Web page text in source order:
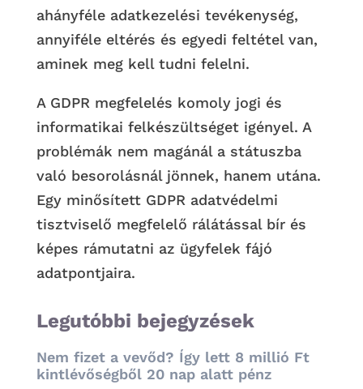
ahányféle adatkezelési tevékenység,
annyiféle eltérés és egyedi feltétel van,
aminek meg kell tudni felelni.
A GDPR megfelelés komoly jogi és
informatikai felkészültséget igényel. A
problémák nem magánál a státuszba
való besorolásnál jönnek, hanem utána.
Egy minősített GDPR adatvédelmi
tisztviselő megfelelő rálátással bír és
képes rámutatni az ügyfelek fájó
adatpontjaira.
Legutóbbi bejegyzések
Nem fizet a vevőd? Így lett 8 millió Ft
kintlévőségből 20 nap alatt pénz